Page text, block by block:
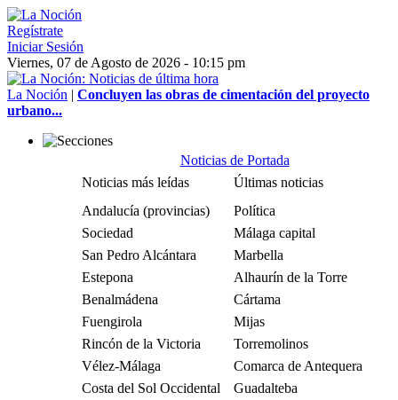
Regístrate
Iniciar Sesión
Viernes, 07 de Agosto de 2026 - 10:15 pm
La Noción | Concluyen las obras de cimentación del proyecto
urbano...
Noticias de Portada
Noticias más leídas
Últimas noticias
Andalucía (provincias)
Política
Sociedad
Málaga capital
San Pedro Alcántara
Marbella
Estepona
Alhaurín de la Torre
Benalmádena
Cártama
Fuengirola
Mijas
Rincón de la Victoria
Torremolinos
Vélez-Málaga
Comarca de Antequera
Costa del Sol Occidental
Guadalteba